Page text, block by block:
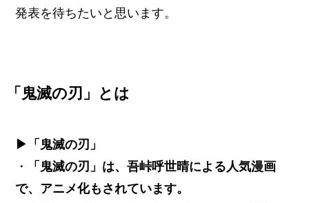
発表を待ちたいと思います。
「鬼滅の刃」とは
▶「鬼滅の刃」
・
「鬼滅の刃」は、吾峠呼世晴による人気漫画
で、アニメ化もされています。